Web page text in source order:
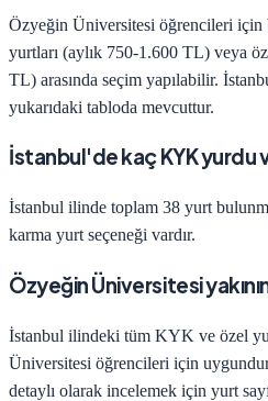
Özyeğin Üniversitesi öğrencileri
yurtları (aylık 750-1.600 TL) veya
TL) arasında seçim yapılabilir.
yukarıdaki tabloda mevcuttur.
İstanbul'de kaç KYK yurdu
İstanbul ilinde toplam 38 yurt
karma yurt seçeneği vardır.
Özyeğin Üniversitesi
İstanbul ilindeki tüm KYK ve özel
Üniversitesi öğrencileri için
detaylı olarak incelemek için yurt